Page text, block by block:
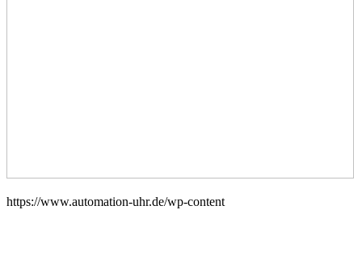
https://www.automation-uhr.de/wp-content